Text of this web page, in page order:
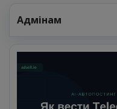
Адмінам